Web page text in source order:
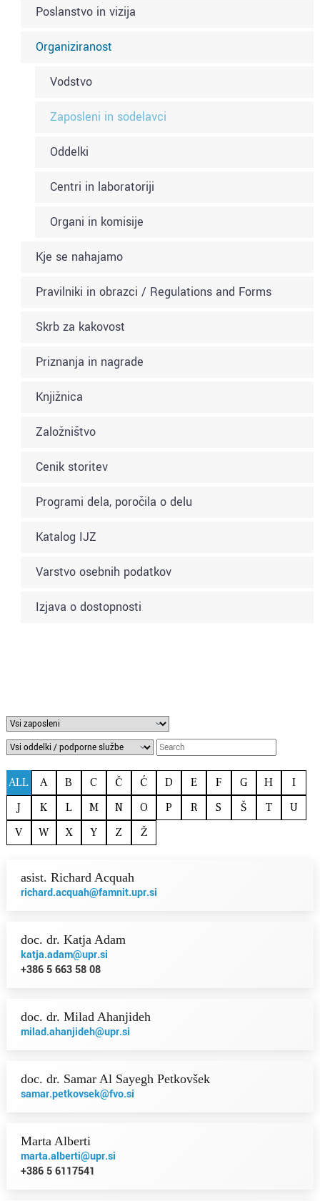
ALL A B C Č Ć D E F G H
I
J
K L M N O P R S Š T
U
V
W X Y Z Ž
asist. Richard Acquah
richard.acquah@famnit.upr.si
doc. dr. Katja Adam
katja.adam@upr.si
+386 5 663 58 08
doc. dr. Milad Ahanjideh
milad.ahanjideh@upr.si
doc. dr. Samar Al Sayegh Petkovšek
samar.petkovsek@fvo.si
Marta Alberti
marta.alberti@upr.si
+386 5 6117541
Poslanstvo in vizija
Organiziranost
Vodstvo
Zaposleni in sodelavci
Oddelki
Centri in laboratoriji
Organi in komisije
Kje se nahajamo
Pravilniki in obrazci / Regulations and Forms
Skrb za kakovost
Priznanja in nagrade
Knjižnica
Založništvo
Cenik storitev
Programi dela, poročila o delu
Katalog IJZ
Varstvo osebnih podatkov
Izjava o dostopnosti